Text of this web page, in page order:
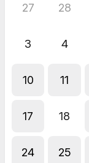
27 28
3 4
10 11
17 18
24 25